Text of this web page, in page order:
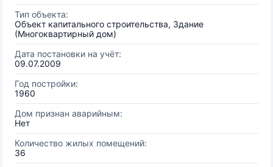
Тип объекта:
Объект капитального строительства, Здание
(Многоквартирный дом)
Дата постановки на учёт:
09.07.2009
Год постройки:
1960
Дом признан аварийным:
Нет
Количество жилых помещений:
36